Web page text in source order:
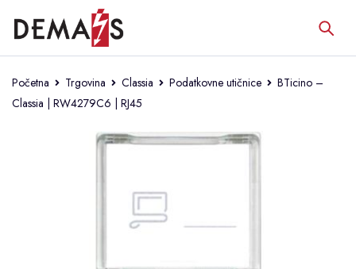
Početna Trgovina Classia Podatkovne utičnice
BTicino –
Classia | RW4279C6 | RJ45